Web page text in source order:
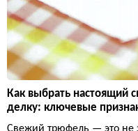
Как выбрать настоящий
делку: ключевые